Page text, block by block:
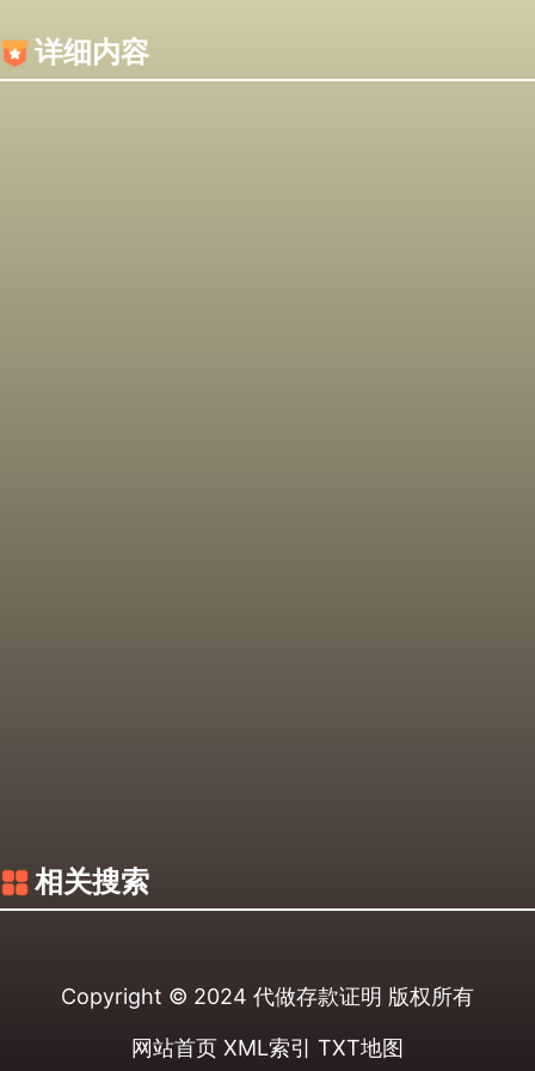
详细内容
相关搜索
Copyright © 2024 代做存款证明 版权所有
网站首页 XML索引 TXT地图